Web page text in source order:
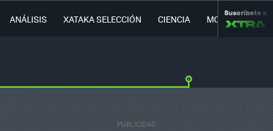
ANÁLISIS XATAKA SELECCIÓN CIENCIA MOVILIDAD
Suscríbete a